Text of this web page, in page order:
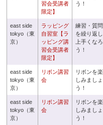
習会受講者
限定】
う！
east side
tokyo（東
京）
ラッピング
自習室【ラ
ッピング講
習会受講者
限定】
練習・質問
を繰り返し
上手くなろ
う！
east side
tokyo（東
京）
リボン講習
会
リボンを楽
しみましょ
う！
east side
tokyo（東
京）
リボン講習
会
リボンを楽
しみましょ
う！